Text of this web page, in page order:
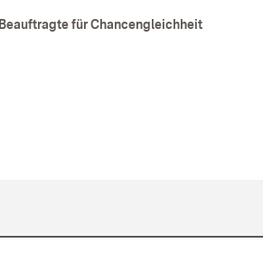
Beauftragte für Chancengleichheit